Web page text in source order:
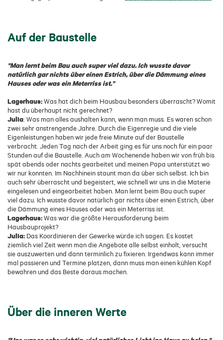
Auf der Baustelle
"Man lernt beim Bau auch super viel dazu. Ich wusste davor
natürlich gar nichts über einen Estrich, über die Dämmung eines
Hauses oder was ein Meterriss ist."
Lagerhaus:Was hat dich beim Hausbau besonders überrascht? Womit
hast du überhaupt nicht gerechnet?
Julia: Was man alles aushalten kann, wenn man muss. Es waren schon
zwei sehr anstrengende Jahre. Durch die Eigenregie und die viele
Eigenleistungen haben wir jede freie Minute auf der Baustelle
verbracht. Jeden Tag nach der Arbeit ging es für uns noch für ein paar
Stunden auf die Baustelle. Auch am Wochenende haben wir von früh bis
spät abends oder nachts gearbeitet und meinen Papa unterstützt wo
wir nur konnten. Im Nachhinein staunt man da über sich selbst. Ich bin
auch sehr überrascht und begeistert, wie schnell wir uns in die Materie
eingelesen und eingearbeitet haben. Man lernt beim Bau auch super
viel dazu. Ich wusste davor natürlich gar nichts über einen Estrich, über
die Dämmung eines Hauses oder was ein Meterriss ist.
Lagerhaus:Was war die größte Herausforderung beim
Hausbauprojekt?
Julia: Das Koordinieren der Gewerke würde ich sagen. Es kostet
ziemlich viel Zeit wenn man die Angebote alle selbst einholt, versucht
sie auszuwerten und dann terminlich zu fixieren. Irgendwas kann immer
mal passieren und Termine platzen, dann muss man einen kühlen Kopf
bewahren und das Beste daraus machen.
Über die inneren Werte